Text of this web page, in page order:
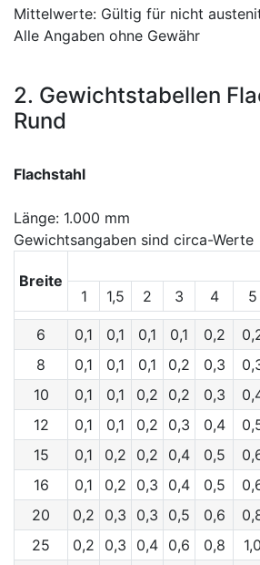
Mittelwerte: Gültig für nicht
Alle Angaben ohne Gewähr
2. Gewichtstabellen
Rund
Flachstahl
Länge: 1.000 mm
Gewichtsangaben sind circa-Werte
Breite
1
1,5 2 3 4 5
6 0,1 0,1 0,1 0,1 0,2
8
0,1 0,1 0,1 0,2 0,3
10
0,1 0,1 0,2 0,2 0,3
12
0,1 0,1 0,2 0,3 0,4
15
0,1 0,2 0,2 0,4 0,5
16
0,1 0,2 0,3 0,4 0,5
20
0,2 0,3 0,3 0,5 0,6
25
0,2 0,3 0,4 0,6 0,8 1,0